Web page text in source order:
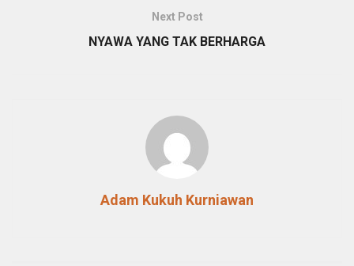
Next Post
NYAWA YANG TAK BERHARGA
Adam Kukuh Kurniawan